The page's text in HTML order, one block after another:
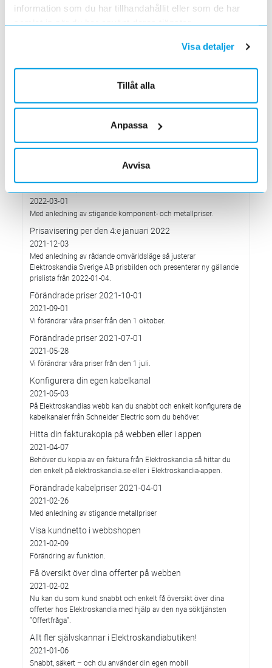
information som du har tillhandahållit eller som de har
samlat in när du har använt deras tjänster.
Visa detaljer
Tillåt alla
Anpassa
Avvisa
hållbarhetsarbete
Elektroskandia högsta möjliga betyg, Platina, för företagets
Med anledning av Rysslands invasion av Ukraina
2022-03-03
har Elektroskandia adresserat och tagit avstånd från alla
pågående affärsrelationer med Ryssland & Belarus.
2022-03-01
Med anledning av stigande komponent- och metallpriser.
Prisavisering per den 4:e januari 2022
2021-12-03
Med anledning av rådande omvärldsläge så justerar
Elektroskandia Sverige AB prisbilden och presenterar ny gällande
prislista från 2022-01-04.
Förändrade priser 2021-10-01
2021-09-01
Vi förändrar våra priser från den 1 oktober.
Förändrade priser 2021-07-01
2021-05-28
Vi förändrar våra priser från den 1 juli.
Konfigurera din egen kabelkanal
2021-05-03
På Elektroskandias webb kan du snabbt och enkelt konfigurera de
kabelkanaler från Schneider Electric som du behöver.
Hitta din fakturakopia på webben eller i appen
2021-04-07
Behöver du kopia av en faktura från Elektroskandia så hittar du
den enkelt på elektroskandia.se eller i Elektro­skandia-appen.
Förändrade kabelpriser 2021-04-01
2021-02-26
Med anledning av stigande metallpriser
Visa kundnetto i webbshopen
2021-02-09
Förändring av funktion.
Få översikt över dina offerter på webben
2021-02-02
Nu kan du som kund snabbt och enkelt få översikt över dina
offerter hos Elektroskandia med hjälp av den nya söktjänsten
”Offertfråga”.
Allt fler självskannar i Elektroskandiabutiken!
2021-01-06
Snabbt, säkert – och du använder din egen mobil